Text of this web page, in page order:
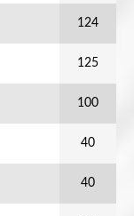
124
125
100
40
40